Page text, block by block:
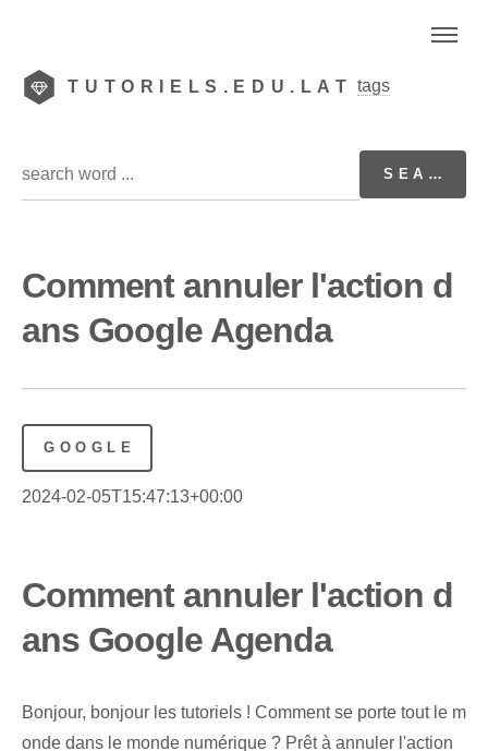
TUTORIELS.EDU.LAT tags
Comment annuler l'action d
ans Google Agenda
GOOGLE
2024-02-05T15:47:13+00:00
Comment annuler l'action d
ans Google Agenda
Bonjour, bonjour les tutoriels ! Comment se porte tout le m
onde dans le monde numérique ? Prêt à annuler l'action